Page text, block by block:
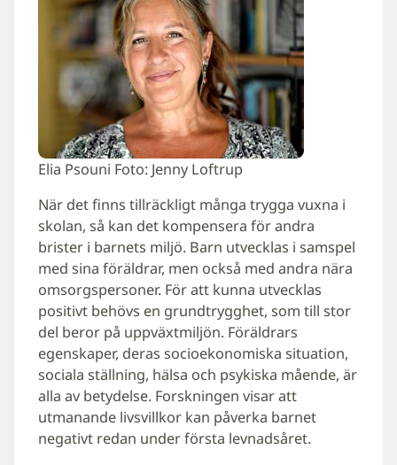
Elia Psouni Foto: Jenny Loftrup
När det finns tillräckligt många trygga vuxna i
skolan, så kan det kompensera för andra
brister i barnets miljö. Barn utvecklas i samspel
med sina föräldrar, men också med andra nära
omsorgspersoner. För att kunna utvecklas
positivt behövs en grundtrygghet, som till stor
del beror på uppväxtmiljön. Föräldrars
egenskaper, deras socioekonomiska situation,
sociala ställning, hälsa och psykiska mående, är
alla av betydelse. Forskningen visar att
utmanande livsvillkor kan påverka barnet
negativt redan under första levnadsåret.